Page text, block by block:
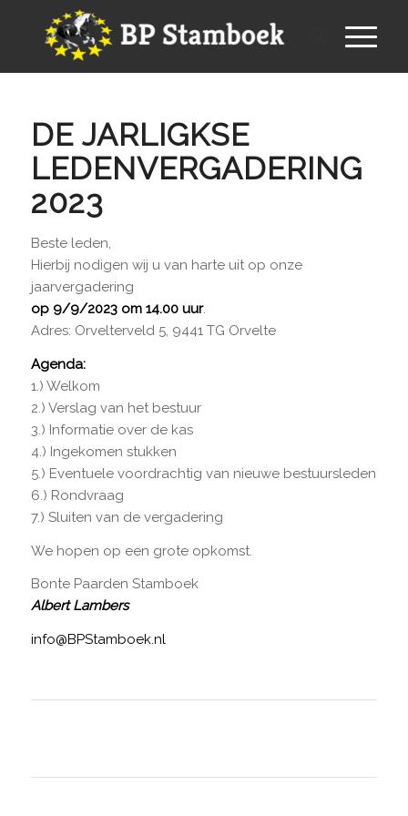
DE JARLIGKSE
LEDENVERGADERING
2023
Beste leden,
Hierbij nodigen wij u van harte uit op onze
jaarvergadering
op 9/9/2023 om 14.00 uur.
Adres: Orvelterveld 5, 9441 TG Orvelte
Agenda:
1.) Welkom
2.) Verslag van het bestuur
3.) Informatie over de kas
4.) Ingekomen stukken
5.) Eventuele voordrachtig van nieuwe bestuursleden
6.) Rondvraag
7.) Sluiten van de vergadering
We hopen op een grote opkomst.
Bonte Paarden Stamboek
Albert Lambers
info@BPStamboek.nl